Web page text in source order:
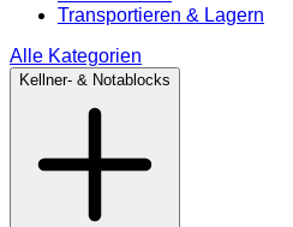
Transportieren & Lagern
Alle Kategorien
Kellner- & Notablocks